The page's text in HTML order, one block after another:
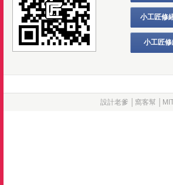
小工匠修
小工匠
設計老爹 窩客幫│